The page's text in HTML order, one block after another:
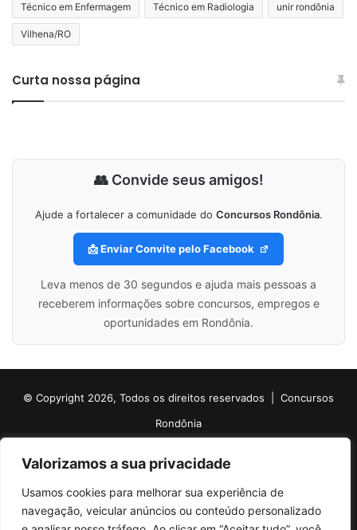
Valorizamos a sua privacidade
Usamos cookies para melhorar sua experiência de
navegação, veicular anúncios ou conteúdo personalizado
Técnico em Enfermagem Técnico em Radiologia unir rondônia
Vilhena/RO
Curta nossa página
👥 Convide seus amigos!
Ajude a fortalecer a comunidade do Concursos Rondônia.
📩 Enviar Convite pelo Facebook
Leva menos de 30 segundos e ajuda mais pessoas a
receberem informações sobre concursos, empregos e
oportunidades em Rondônia.
© Copyright 2026, Todos os direitos reservados | Concursos
Rondônia
Sobre o Concursos Rondônia
Siga nossas redes sociais
Web Stories Anuncie